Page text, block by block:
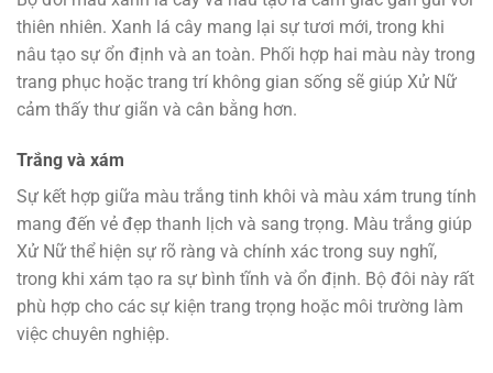
thiên nhiên. Xanh lá cây mang lại sự tươi mới, trong khi
nâu tạo sự ổn định và an toàn. Phối hợp hai màu này trong
trang phục hoặc trang trí không gian sống sẽ giúp Xử Nữ
cảm thấy thư giãn và cân bằng hơn.
Trắng và xám
Sự kết hợp giữa màu trắng tinh khôi và màu xám trung tính
mang đến vẻ đẹp thanh lịch và sang trọng. Màu trắng giúp
Xử Nữ thể hiện sự rõ ràng và chính xác trong suy nghĩ,
trong khi xám tạo ra sự bình tĩnh và ổn định. Bộ đôi này rất
phù hợp cho các sự kiện trang trọng hoặc môi trường làm
việc chuyên nghiệp.